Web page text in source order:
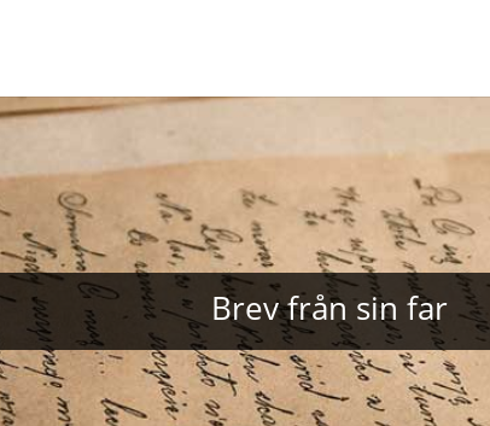
Brev från sin far